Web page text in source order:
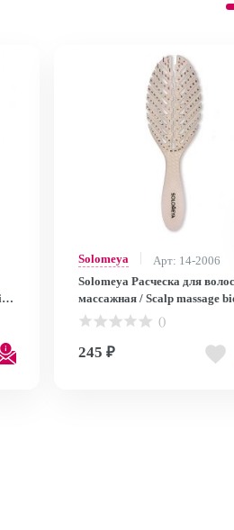
Solomeya
Арт: 14-2006
Solomeya Расческа для
массажная / Scalp massage
brush, 1 шт
()
245 ₽